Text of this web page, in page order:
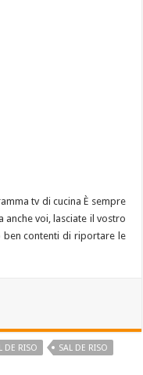
tv di cucina È sempre
anche voi, lasciate il vostro
ben contenti di riportare le
DE RISO SAL DE RISO